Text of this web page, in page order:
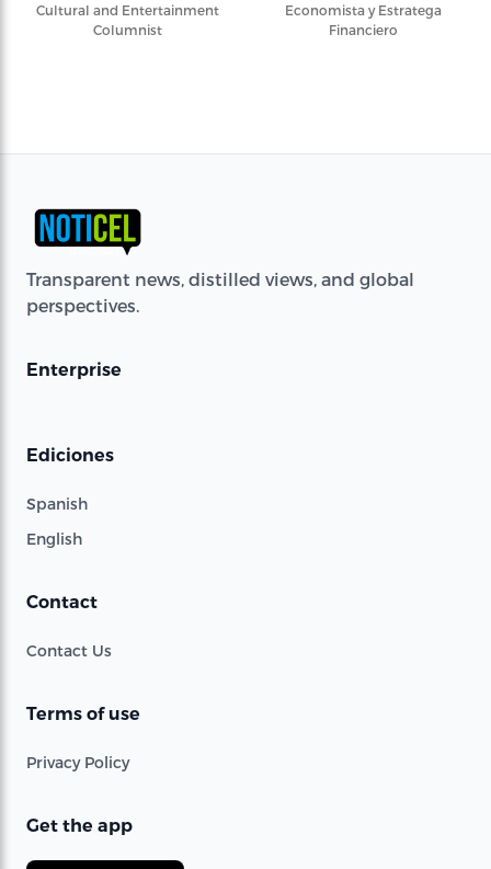
Cultural and Entertainment
Columnist
Economista y Estratega
Financiero
Transparent news, distilled views, and global
perspectives.
Enterprise
Ediciones
Spanish
English
Contact
Contact Us
Terms of use
Privacy Policy
Get the app